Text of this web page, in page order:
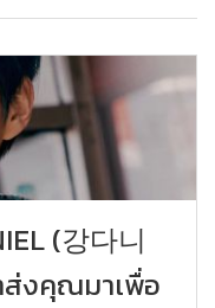
(강다니
ส่งคุณมาเพื่อ